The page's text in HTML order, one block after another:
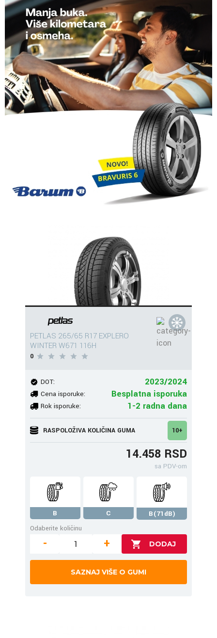
PETLAS 265/65 R17 EXPLERO
WINTER W671 116H
0
DOT: 2023/2024
Cena isporuke: Besplatna isporuka
Rok isporuke: 1-2 radna dana
RASPOLOŽIVA KOLIČINA GUMA 10+
14.458 RSD
sa PDV-om
B C
B(71dB)
Odaberite količinu
- +
SAZNAJ VIŠE O GUMI